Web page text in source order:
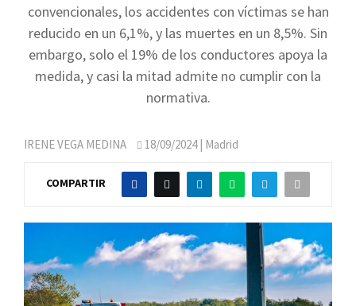
convencionales, los accidentes con víctimas se han
reducido en un 6,1%, y las muertes en un 8,5%. Sin
embargo, solo el 19% de los conductores apoya la
medida, y casi la mitad admite no cumplir con la
normativa.
IRENE VEGA MEDINA 18/09/2024| Madrid
COMPARTIR